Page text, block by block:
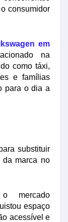
consumidor
em
na
como táxi,
e famílias
para o dia a
substituir
da marca no
o mercado
espaço
acessível e